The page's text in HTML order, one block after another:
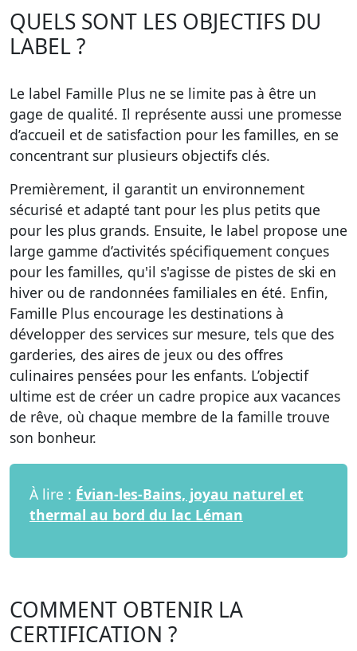
QUELS SONT LES OBJECTIFS DU
LABEL ?
Le label Famille Plus ne se limite pas à être un
gage de qualité. Il représente aussi une promesse
d’accueil et de satisfaction pour les familles, en se
concentrant sur plusieurs objectifs clés.
Premièrement, il garantit un environnement
sécurisé et adapté tant pour les plus petits que
pour les plus grands. Ensuite, le label propose une
large gamme d’activités spécifiquement conçues
pour les familles, qu'il s'agisse de pistes de ski en
hiver ou de randonnées familiales en été. Enfin,
Famille Plus encourage les destinations à
développer des services sur mesure, tels que des
garderies, des aires de jeux ou des offres
culinaires pensées pour les enfants. L’objectif
ultime est de créer un cadre propice aux vacances
de rêve, où chaque membre de la famille trouve
son bonheur.
À lire : Évian-les-Bains, joyau naturel et
thermal au bord du lac Léman
COMMENT OBTENIR LA
CERTIFICATION ?